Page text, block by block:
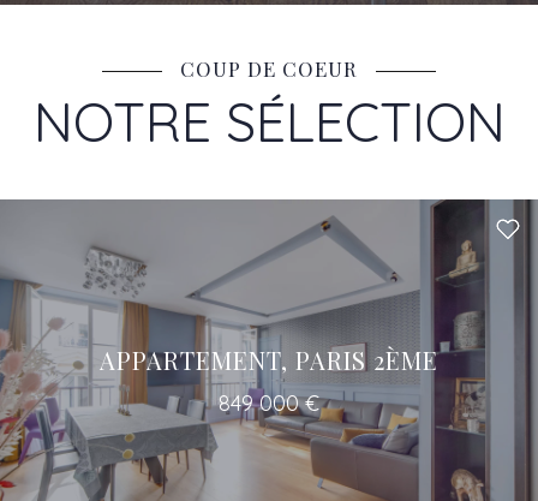
COUP DE COEUR
NOTRE SÉLECTION
APPARTEMENT, PARIS 2ÈME
849 000 €